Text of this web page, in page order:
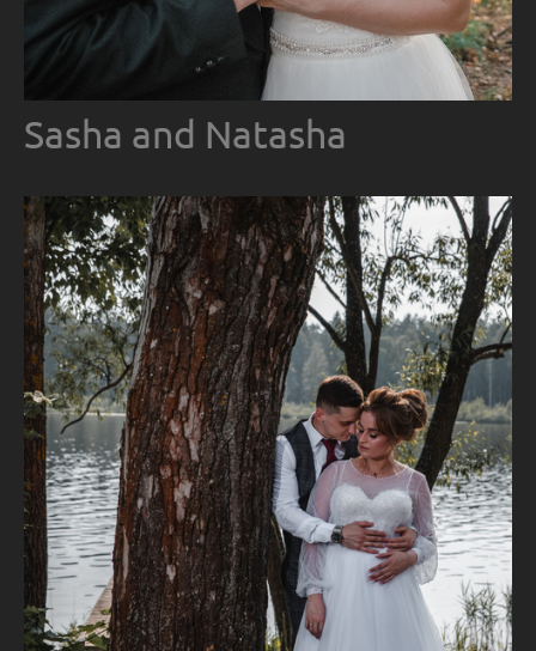
Sasha and Natasha